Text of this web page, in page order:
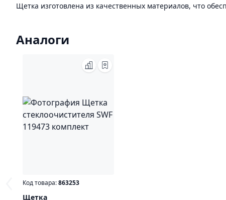
Щетка изготовлена из качественных материалов, что
Аналоги
Код товара:863253
Щетка